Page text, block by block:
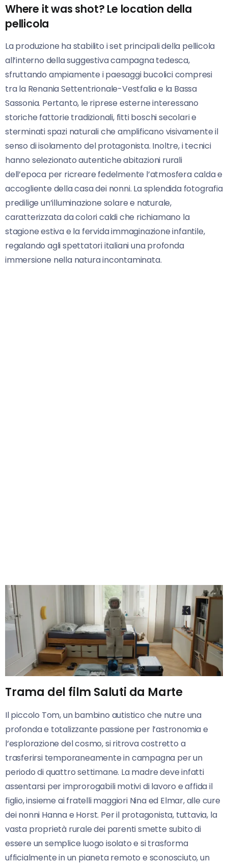
Where it was shot? Le location della
pellicola
La produzione ha stabilito i set principali della pellicola
all’interno della suggestiva campagna tedesca,
sfruttando ampiamente i paesaggi bucolici compresi
tra la Renania Settentrionale-Vestfalia e la Bassa
Sassonia. Pertanto, le riprese esterne interessano
storiche fattorie tradizionali, fitti boschi secolari e
sterminati spazi naturali che amplificano visivamente il
senso di isolamento del protagonista. Inoltre, i tecnici
hanno selezionato autentiche abitazioni rurali
dell’epoca per ricreare fedelmente l’atmosfera calda e
accogliente della casa dei nonni. La splendida fotografia
predilige un’illuminazione solare e naturale,
caratterizzata da colori caldi che richiamano la
stagione estiva e la fervida immaginazione infantile,
regalando agli spettatori italiani una profonda
immersione nella natura incontaminata.
Trama del film Saluti da Marte
Il piccolo Tom, un bambino autistico che nutre una
profonda e totalizzante passione per l’astronomia e
l’esplorazione del cosmo, si ritrova costretto a
trasferirsi temporaneamente in campagna per un
periodo di quattro settimane. La madre deve infatti
assentarsi per improrogabili motivi di lavoro e affida il
figlio, insieme ai fratelli maggiori Nina ed Elmar, alle cure
dei nonni Hanna e Horst. Per il protagonista, tuttavia, la
vasta proprietà rurale dei parenti smette subito di
essere un semplice luogo isolato e si trasforma
ufficialmente in un pianeta remoto e sconosciuto, un